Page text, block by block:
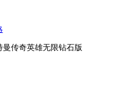
曼传奇英雄无限钻石版